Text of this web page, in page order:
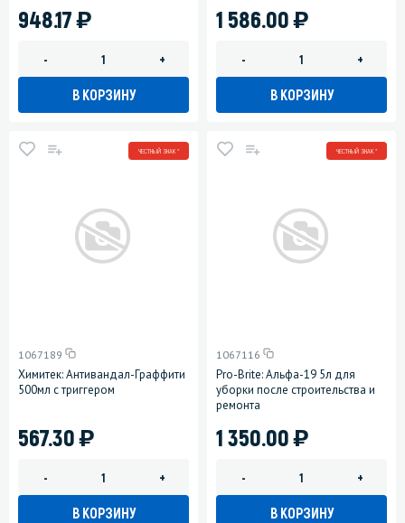
948.17)
- +
В КОРЗИНУ
1 586.00)
- +
В КОРЗИНУ
ЧЕСТНЫЙ ЗНАК *
1067189
Химитек: Антивандал-Граффити
500мл с триггером
567.30)
- +
В КОРЗИНУ
ЧЕСТНЫЙ ЗНАК *
1067116
Pro-Brite: Альфа-19 5л для
уборки после строительства и
ремонта
1 350.00)
- +
В КОРЗИНУ